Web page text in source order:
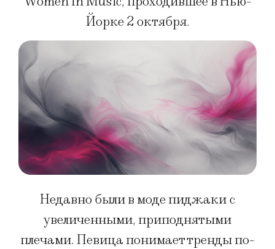
Йорке 2 октября.
Недавно были в моде пиджаки с
увеличенными, приподнятыми
плечами. Певица понимает тренды по-